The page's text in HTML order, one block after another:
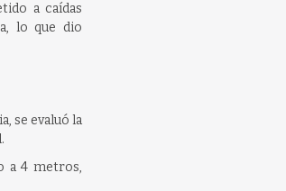
a caídas
lo que dio
se evaluó la
a 4 metros,